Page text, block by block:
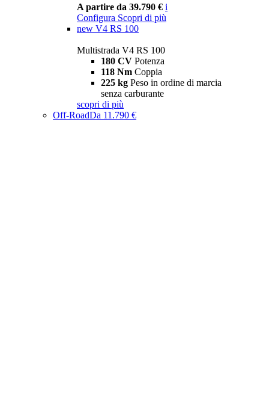
A partire da 39.790 € i
Configura Scopri di più
new V4 RS 100
Multistrada V4 RS 100
180 CV Potenza
118 Nm Coppia
225 kg Peso in ordine di marcia
senza carburante
scopri di più
Off-RoadDa 11.790 €